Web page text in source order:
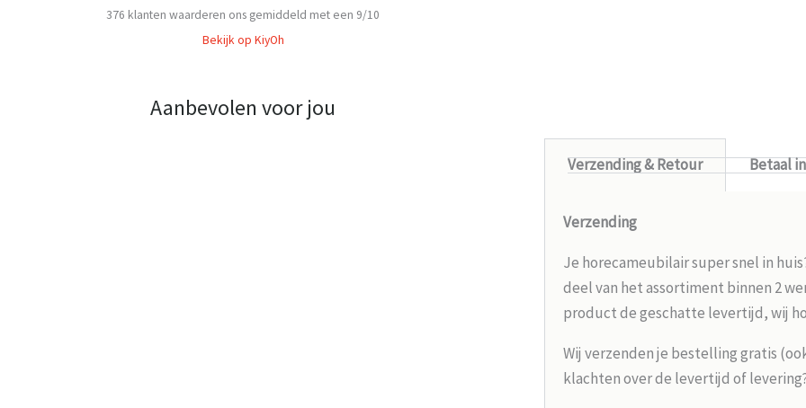
376 klanten waarderen ons gemiddeld met een 9/10
Bekijk op KiyOh
Aanbevolen voor jou
Verzending & Retour Betaal
Verzending
Je horecameubilair super snel in
deel van het assortiment binnen 2
product de geschatte levertijd, wij
Wij verzenden je bestelling gratis
klachten over de levertijd of